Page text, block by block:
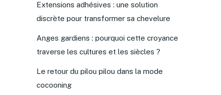
Extensions adhésives : une solution
discrète pour transformer sa chevelure
Anges gardiens : pourquoi cette croyance
traverse les cultures et les siècles ?
Le retour du pilou pilou dans la mode
cocooning